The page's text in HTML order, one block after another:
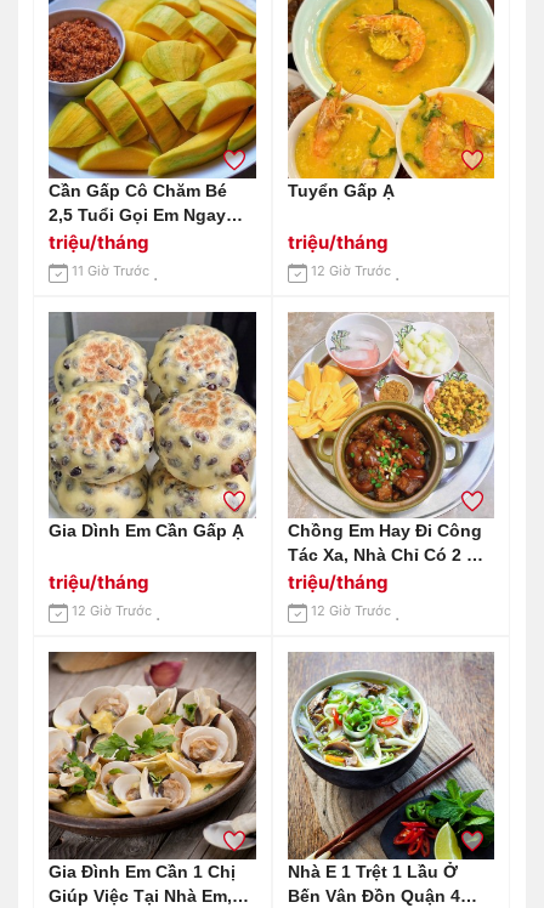
Cần Gấp Cô Chăm Bé
2,5 Tuổi Gọi Em Ngay
0966529171
triệu/tháng
11 Giờ Trước
Tuyển Gấp Ạ
triệu/tháng
12 Giờ Trước
Gia Dình Em Cần Gấp Ạ
triệu/tháng
12 Giờ Trước
Chồng Em Hay Đi Công
Tác Xa, Nhà Chỉ Có 2 Mẹ
Con Cần Gấp 1 Chị Giúp
Việc Nhà Tại Huỳnh Tấn
Phát Quận 7 Lương 12
Triệu Bao Ăn Ở.
triệu/tháng
12 Giờ Trước
Gia Đình Em Cần 1 Chị
Giúp Việc Tại Nhà Em,
Nhà E 1 Trệt 1 Lầu Ở
Bến Vân Đồn Quận 4